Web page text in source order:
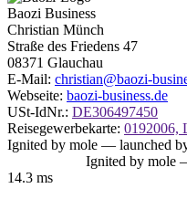
Baozi Business
Christian Münch
Straße des Friedens 47
08371 Glauchau
E-Mail: christian@baozi-
Webseite: baozi-business.de
USt-IdNr.: DE306497450
Reisegewerbekarte: 0192006,
Ignited by mole — launched
Ignited by mole
14.3 ms